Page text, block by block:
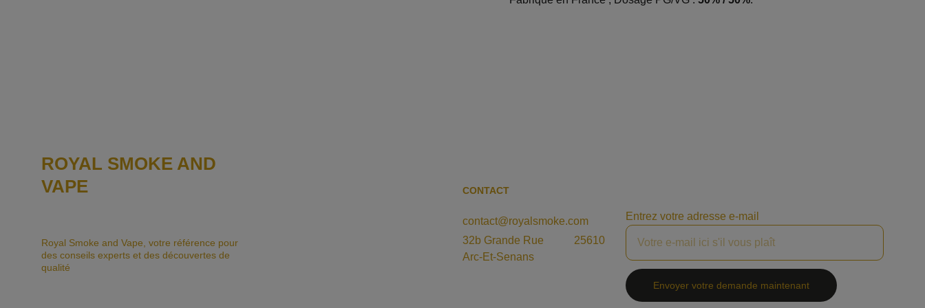
ROYAL SMOKE AND
VAPE
Royal Smoke and Vape, votre référence pour
des conseils experts et des découvertes de
qualité
CONTACT
contact@royalsmoke.com Entrez votre adresse e-mail
Envoyer votre demande maintenant
32b Grande Rue           25610
Arc-Et-Senans